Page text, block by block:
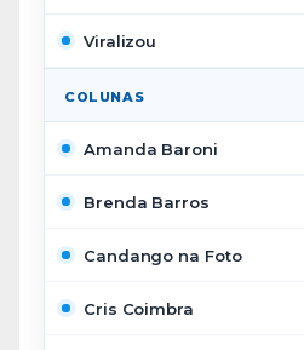
Viralizou
COLUNAS
Amanda Baroni
Brenda Barros
Candango na Foto
Cris Coimbra